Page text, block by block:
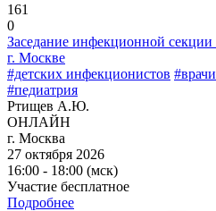
161
0
Заседание инфекционной секции
г. Москве
#детских инфекционистов
#педиатрия
Ртищев А.Ю.
ОНЛАЙН
г. Москва
27 октября 2026
16:00 - 18:00 (мск)
Участие бесплатное
Подробнее